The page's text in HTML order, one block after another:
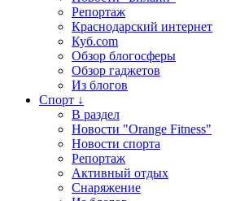
Репортаж
Краснодарский интернет
Куб.com
Обзор блогосферы
Обзор гаджетов
Из блогов
Спорт ↓
В раздел
Новости "Orange Fitness"
Новости спорта
Репортаж
Активный отдых
Снаряжение